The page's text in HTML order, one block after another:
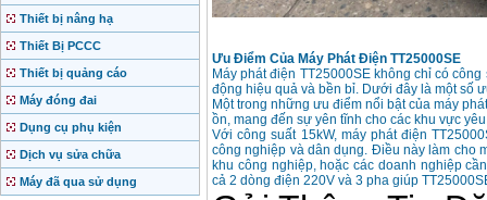
Thiết bị nâng hạ
Thiết Bị PCCC
Thiết bị quảng cáo
Máy đóng đai
Dụng cụ phụ kiện
Dịch vụ sửa chữa
Máy đã qua sử dụng
Ưu Điểm Của Máy Phát Điện TT25000SE
Máy phát điện TT25000SE không chỉ có
động hiệu quả và bền bỉ. Dưới đây là một số
Một trong những ưu điểm nổi bật của máy
ồn, mang đến sự yên tĩnh cho các khu vực
Với công suất 15kW, máy phát điện
công nghiệp và dân dụng. Điều này làm cho
khu công nghiệp, hoặc các doanh nghiệp
cả 2 dòng điện 220V và 3 pha giúp